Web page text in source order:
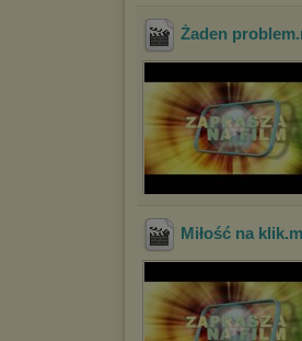
Żaden problem
Miłość na klik